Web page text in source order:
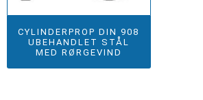
CYLINDERPROP DIN 908
UBEHANDLET STÅL
MED RØRGEVIND